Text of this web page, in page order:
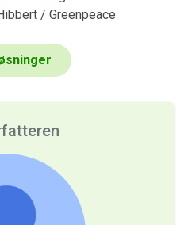
/ Greenpeace